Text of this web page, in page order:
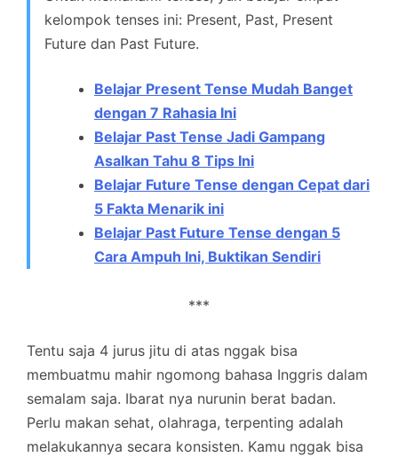
kelompok tenses ini: Present, Past, Present
Future dan Past Future.
Belajar Present Tense Mudah Banget
dengan 7 Rahasia Ini
Belajar Past Tense Jadi Gampang
Asalkan Tahu 8 Tips Ini
Belajar Future Tense dengan Cepat dari
5 Fakta Menarik ini
Belajar Past Future Tense dengan 5
Cara Ampuh Ini, Buktikan Sendiri
***
Tentu saja 4 jurus jitu di atas nggak bisa
membuatmu mahir ngomong bahasa Inggris dalam
semalam saja. Ibarat nya nurunin berat badan.
Perlu makan sehat, olahraga, terpenting adalah
melakukannya secara konsisten. Kamu nggak bisa